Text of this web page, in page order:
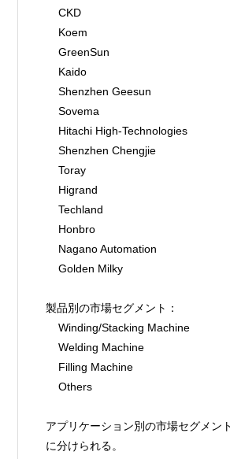
    CKD
    Koem
    GreenSun
    Kaido
    Shenzhen Geesun
    Sovema
    Hitachi High-Technologies
    Shenzhen Chengjie
    Toray
    Higrand
    Techland
    Honbro
    Nagano Automation
    Golden Milky
製品別の市場セグメント：
    Winding/Stacking Machine
    Welding Machine
    Filling Machine
    Others
アプリケーション別の市場セグメン
に分けられる。